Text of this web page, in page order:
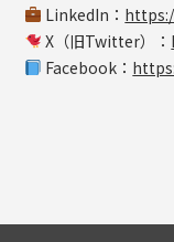
LinkedIn：
X（旧Twitter）：
Facebook：